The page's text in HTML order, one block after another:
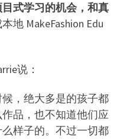
式学习的机会，和真
地 MakeFashion Edu
说：
，绝大多是的孩子都
品，也不知道他们应
样子的。不过一切都